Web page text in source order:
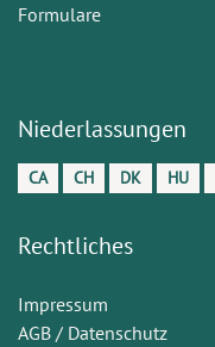
Formulare
Niederlassungen
CA CH DK HU
Rechtliches
Impressum
AGB / Datenschutz